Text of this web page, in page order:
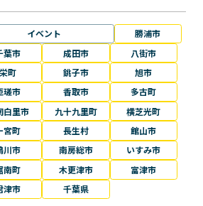
イベント
勝浦市
葉市
成田市
八街市
栄町
銚子市
旭市
瑳市
香取市
多古町
白里市
九十九里町
横芝光町
宮町
長生村
館山市
川市
南房総市
いすみ市
南町
木更津市
富津市
津市
千葉県